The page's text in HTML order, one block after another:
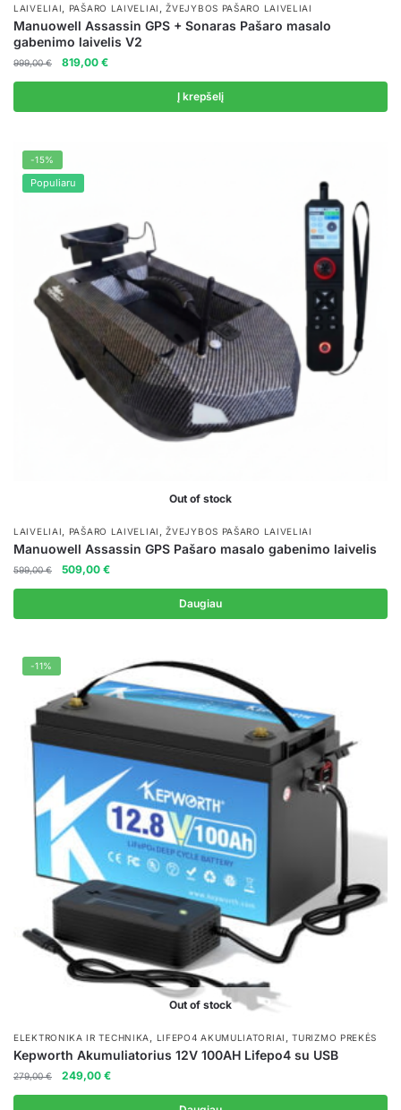
LAIVELIAI PAŠARO LAIVELIAI ,ŽVEJYBOS PAŠARO LAIVELIAI
Manuowell Assassin GPS + Sonaras Pašaro masalo
gabenimo laivelis V2
999,00€
Original
999,00 €.
819,00 €Current
819,00 €.
Į krepšelį
-15%
Populiaru
Out of stock
LAIVELIAI PAŠARO LAIVELIAI ,ŽVEJYBOS PAŠARO LAIVELIAI
Manuowell Assassin GPS Pašaro masalo gabenimo laivelis
599,00€
Original
599,00 €.
509,00 €Current
509,00 €.
Daugiau
-11%
Out of stock
ELEKTRONIKA IR TECHNIKA , LIFEPO4 AKUMULIATORIAI ,TURIZMO PREKĖS
Kepworth Akumuliatorius 12V 100AH Lifepo4 su USB
279,00€
Original
price
249,00 €Current
price